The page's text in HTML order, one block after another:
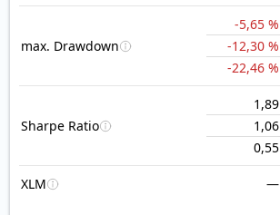
max. Drawdown
-5,65 %
-12,30 %
-22,46 %
Sharpe Ratio
1,89
1,06
0,55
XLM —